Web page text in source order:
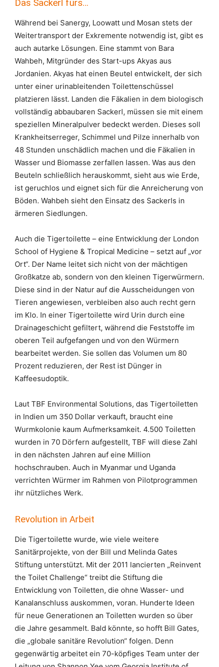
Das Sackerl fürs…
Während bei Sanergy, Loowatt und Mosan stets der
Weitertransport der Exkremente notwendig ist, gibt es
auch autarke Lösungen. Eine stammt von Bara
Wahbeh, Mitgründer des Start-ups Akyas aus
Jordanien. Akyas hat einen Beutel entwickelt, der sich
unter einer urinableitenden Toilettenschüssel
platzieren lässt. Landen die Fäkalien in dem biologisch
vollständig abbaubaren Sackerl, müssen sie mit einem
speziellen Mineralpulver bedeckt werden. Dieses soll
Krankheitserreger, Schimmel und Pilze innerhalb von
48 Stunden unschädlich machen und die Fäkalien in
Wasser und Biomasse zerfallen lassen. Was aus den
Beuteln schließlich herauskommt, sieht aus wie Erde,
ist geruchlos und eignet sich für die Anreicherung von
Böden. Wahbeh sieht den Einsatz des Sackerls in
ärmeren Siedlungen.
Auch die Tigertoilette – eine Entwicklung der London
School of Hygiene & Tropical Medicine – setzt auf „vor
Ort“. Der Name leitet sich nicht von der mächtigen
Großkatze ab, sondern von den kleinen Tigerwürmern.
Diese sind in der Natur auf die Ausscheidungen von
Tieren angewiesen, verbleiben also auch recht gern
im Klo. In einer Tigertoilette wird Urin durch eine
Drainageschicht gefiltert, während die Feststoffe im
oberen Teil aufgefangen und von den Würmern
bearbeitet werden. Sie sollen das Volumen um 80
Prozent reduzieren, der Rest ist Dünger in
Kaffeesudoptik.
Laut TBF Environmental Solutions, das Tigertoiletten
in Indien um 350 Dollar verkauft, braucht eine
Wurmkolonie kaum Aufmerksamkeit. 4.500 Toiletten
wurden in 70 Dörfern aufgestellt, TBF will diese Zahl
in den nächsten Jahren auf eine Million
hochschrauben. Auch in Myanmar und Uganda
verrichten Würmer im Rahmen von Pilotprogrammen
ihr nützliches Werk.
Revolution in Arbeit
Die Tigertoilette wurde, wie viele weitere
Sanitärprojekte, von der Bill und Melinda Gates
Stiftung unterstützt. Mit der 2011 lancierten „Reinvent
the Toilet Challenge“ treibt die Stiftung die
Entwicklung von Toiletten, die ohne Wasser- und
Kanalanschluss auskommen, voran. Hunderte Ideen
für neue Generationen an Toiletten wurden so über
die Jahre gesammelt. Bald könnte, so hofft Bill Gates,
die „globale sanitäre Revolution“ folgen. Denn
gegenwärtig arbeitet ein 70-köpfiges Team unter der